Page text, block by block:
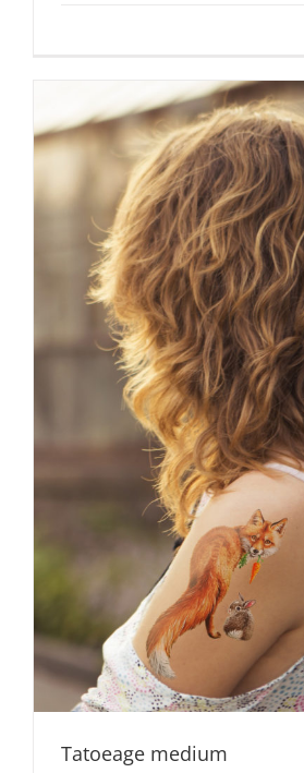
Tatoeage medium
TATOEAGE
Tatoeage medium